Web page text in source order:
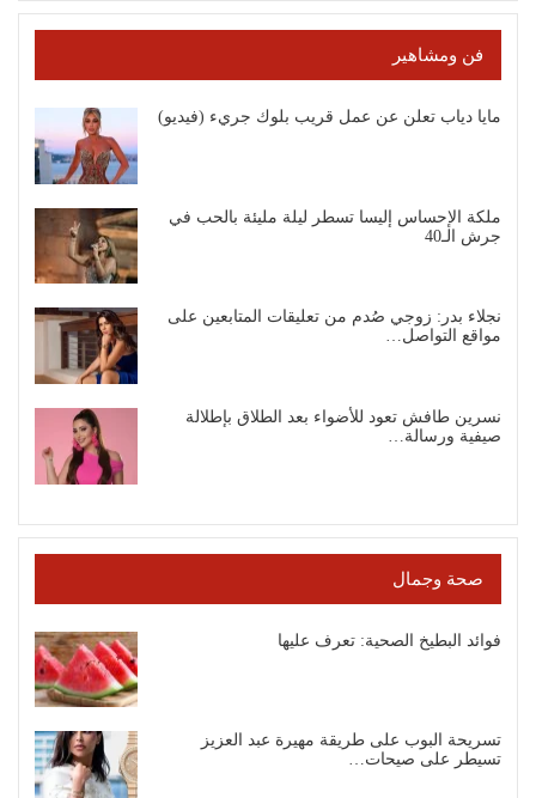
فن ومشاهير
مايا دياب تعلن عن عمل قريب بلوك جريء (فيديو)
ملكة الإحساس إليسا تسطر ليلة مليئة بالحب في
جرش الـ40
نجلاء بدر: زوجي صُدم من تعليقات المتابعين على
مواقع التواصل…
نسرين طافش تعود للأضواء بعد الطلاق بإطلالة
صيفية ورسالة…
صحة وجمال
فوائد البطيخ الصحية: تعرف عليها
تسريحة البوب على طريقة مهيرة عبد العزيز
تسيطر على صيحات…